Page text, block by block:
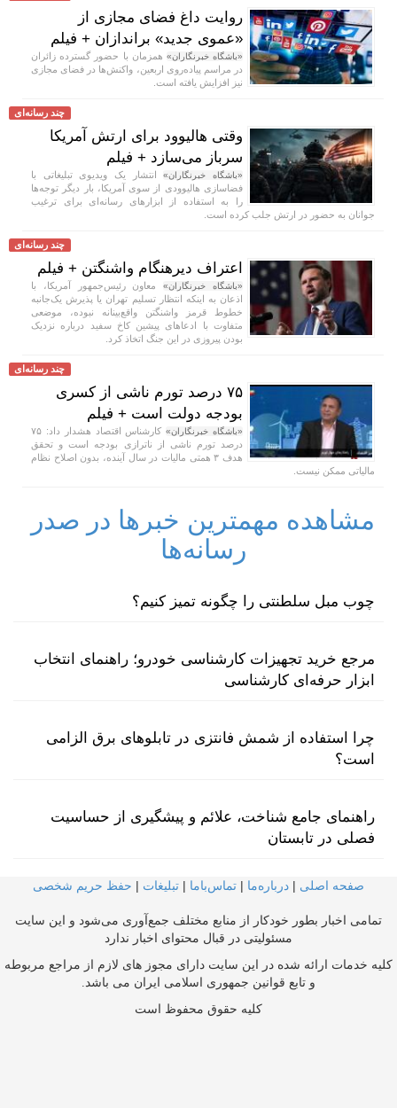
روایت داغ فضای مجازی از
«عموی جدید» براندازان + فیلم
«باشگاه خبرنگاران» همزمان با حضور گسترده زائران
در مراسم پیاده‌روی اربعین، واکنش‌ها در فضای مجازی
نیز افزایش یافته است.
چند رسانه‌ای
وقتی هالیوود برای ارتش آمریکا
سرباز می‌سازد + فیلم
«باشگاه خبرنگاران»انتشار یک ویدیوی تبلیغاتی با
فضاسازی هالیوودی از سوی آمریکا، بار دیگر توجه‌ها
را به استفاده از ابزار‌های رسانه‌ای برای ترغیب
جوانان به حضور در ارتش جلب کرده است.
چند رسانه‌ای
اعتراف دیرهنگام واشنگتن + فیلم
«باشگاه خبرنگاران»معاون رئیس‌جمهور آمریکا، با
اذعان به اینکه انتظار تسلیم تهران یا پذیرش یک‌جانبه
خطوط قرمز واشنگتن واقع‌بینانه نبوده، موضعی
متفاوت با ادعا‌های پیشین کاخ سفید درباره نزدیک
بودن پیروزی در این جنگ اتخاذ کرد.
چند رسانه‌ای
۷۵ درصد تورم ناشی از کسری
بودجه دولت است + فیلم
«باشگاه خبرنگاران»
کارشناس اقتصاد هشدار داد: ۷۵
درصد تورم ناشی از ناترازی بودجه است و تحقق
هدف ۳ همتی مالیات در سال آینده، بدون اصلاح نظام
مالیاتی ممکن نیست.
مشاهده مهمترین خبرها در صدر
رسانه‌ها
چوب مبل سلطنتی را چگونه تمیز کنیم؟
مرجع خرید تجهیزات کارشناسی خودرو؛ راهنمای انتخاب
ابزار حرفه‌ای کارشناسی
چرا استفاده از شمش فانتزی در تابلوهای برق الزامی
است؟
راهنمای جامع شناخت، علائم و پیشگیری از حساسیت
فصلی در تابستان
صفحه اصلی | درباره‌ما | تماس‌با‌ما | تبلیغات | حفظ حریم شخصی
تمامی اخبار بطور خودکار از منابع مختلف جمع‌آوری می‌شود و این سایت
مسئولیتی در قبال محتوای اخبار ندارد
کلیه خدمات ارائه شده در این سایت دارای مجوز های لازم از مراجع مربوطه
و تابع قوانین جمهوری اسلامی ایران می باشد.
کلیه حقوق محفوظ است